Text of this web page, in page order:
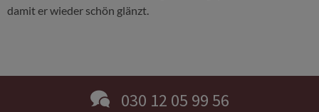
damit er wieder schön glänzt.
030 12 05 99 56